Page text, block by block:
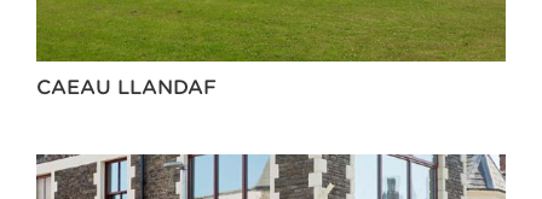
CAEAU LLANDAF